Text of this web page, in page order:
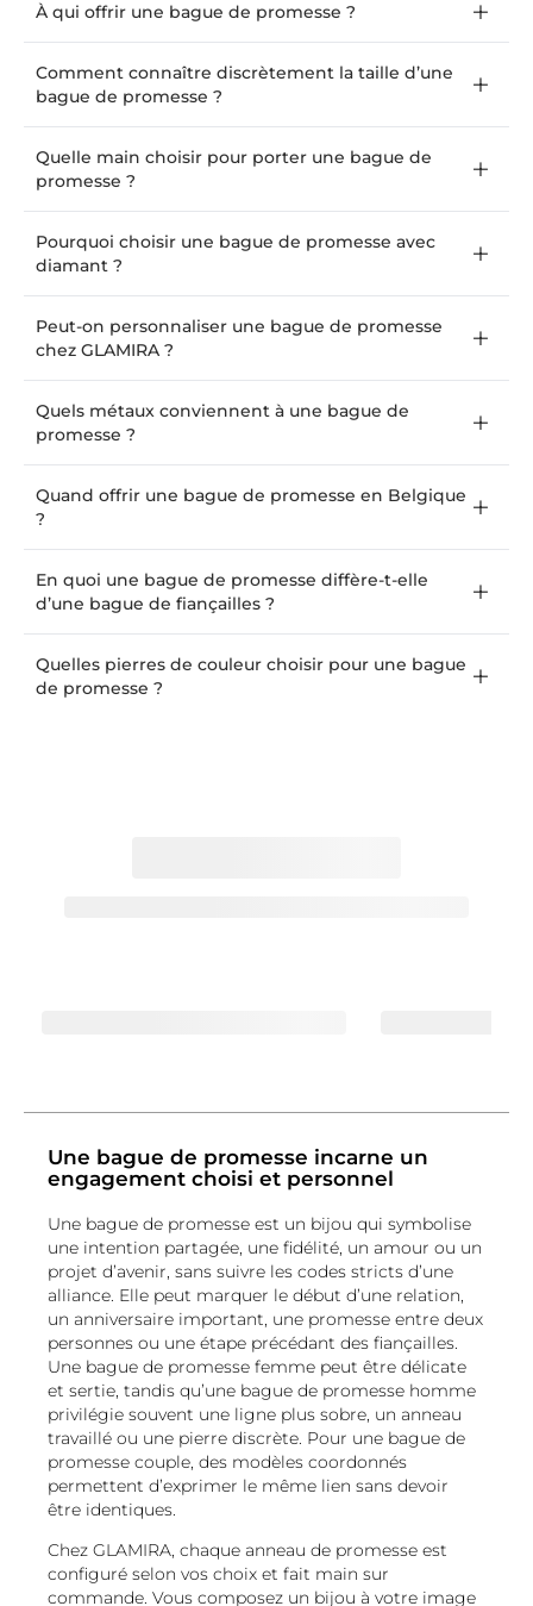
À qui offrir une bague de promesse ?
Comment connaître discrètement la taille d’une
bague de promesse ?
Quelle main choisir pour porter une bague de
promesse ?
Pourquoi choisir une bague de promesse avec
diamant ?
Peut-on personnaliser une bague de promesse
chez GLAMIRA ?
Quels métaux conviennent à une bague de
promesse ?
Quand offrir une bague de promesse en Belgique
?
En quoi une bague de promesse diffère-t-elle
d’une bague de fiançailles ?
Quelles pierres de couleur choisir pour une bague
de promesse ?
Une bague de promesse incarne un
engagement choisi et personnel
Une bague de promesse est un bijou qui symbolise
une intention partagée, une fidélité, un amour ou un
projet d’avenir, sans suivre les codes stricts d’une
alliance. Elle peut marquer le début d’une relation,
un anniversaire important, une promesse entre deux
personnes ou une étape précédant des fiançailles.
Une bague de promesse femme peut être délicate
et sertie, tandis qu’une bague de promesse homme
privilégie souvent une ligne plus sobre, un anneau
travaillé ou une pierre discrète. Pour une bague de
promesse couple, des modèles coordonnés
permettent d’exprimer le même lien sans devoir
être identiques.
Chez GLAMIRA, chaque anneau de promesse est
configuré selon vos choix et fait main sur
commande. Vous composez un bijou à votre image